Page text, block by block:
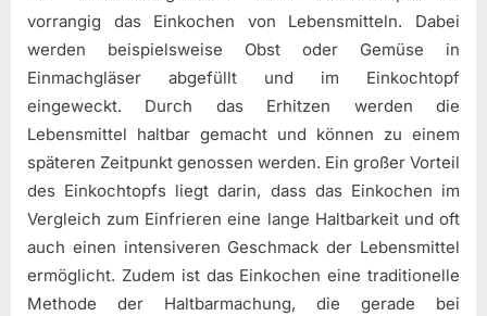
vorrangig das Einkochen von Lebensmitteln. Dabei
werden beispielsweise Obst oder Gemüse in
Einmachgläser abgefüllt und im Einkochtopf
eingeweckt. Durch das Erhitzen werden die
Lebensmittel haltbar gemacht und können zu einem
späteren Zeitpunkt genossen werden. Ein großer Vorteil
des Einkochtopfs liegt darin, dass das Einkochen im
Vergleich zum Einfrieren eine lange Haltbarkeit und oft
auch einen intensiveren Geschmack der Lebensmittel
ermöglicht. Zudem ist das Einkochen eine traditionelle
Methode der Haltbarmachung, die gerade bei